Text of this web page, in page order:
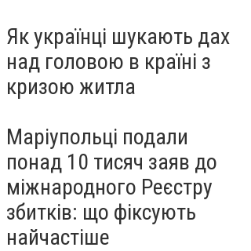
Як українці шукають дах
над головою в країні з
кризою житла
Маріупольці подали
понад 10 тисяч заяв до
міжнародного Реєстру
збитків: що фіксують
найчастіше